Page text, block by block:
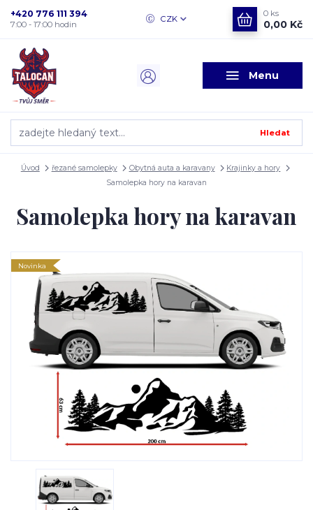
Menu
CZK
Hledat
+420 776 111 394
7:00 - 17:00 hodin
0 ks
0,00 Kč
Úvod řezané samolepky Obytná auta a karavany
Krajinky a hory
Samolepka hory na karavan
Samolepka hory na karavan
Novinka